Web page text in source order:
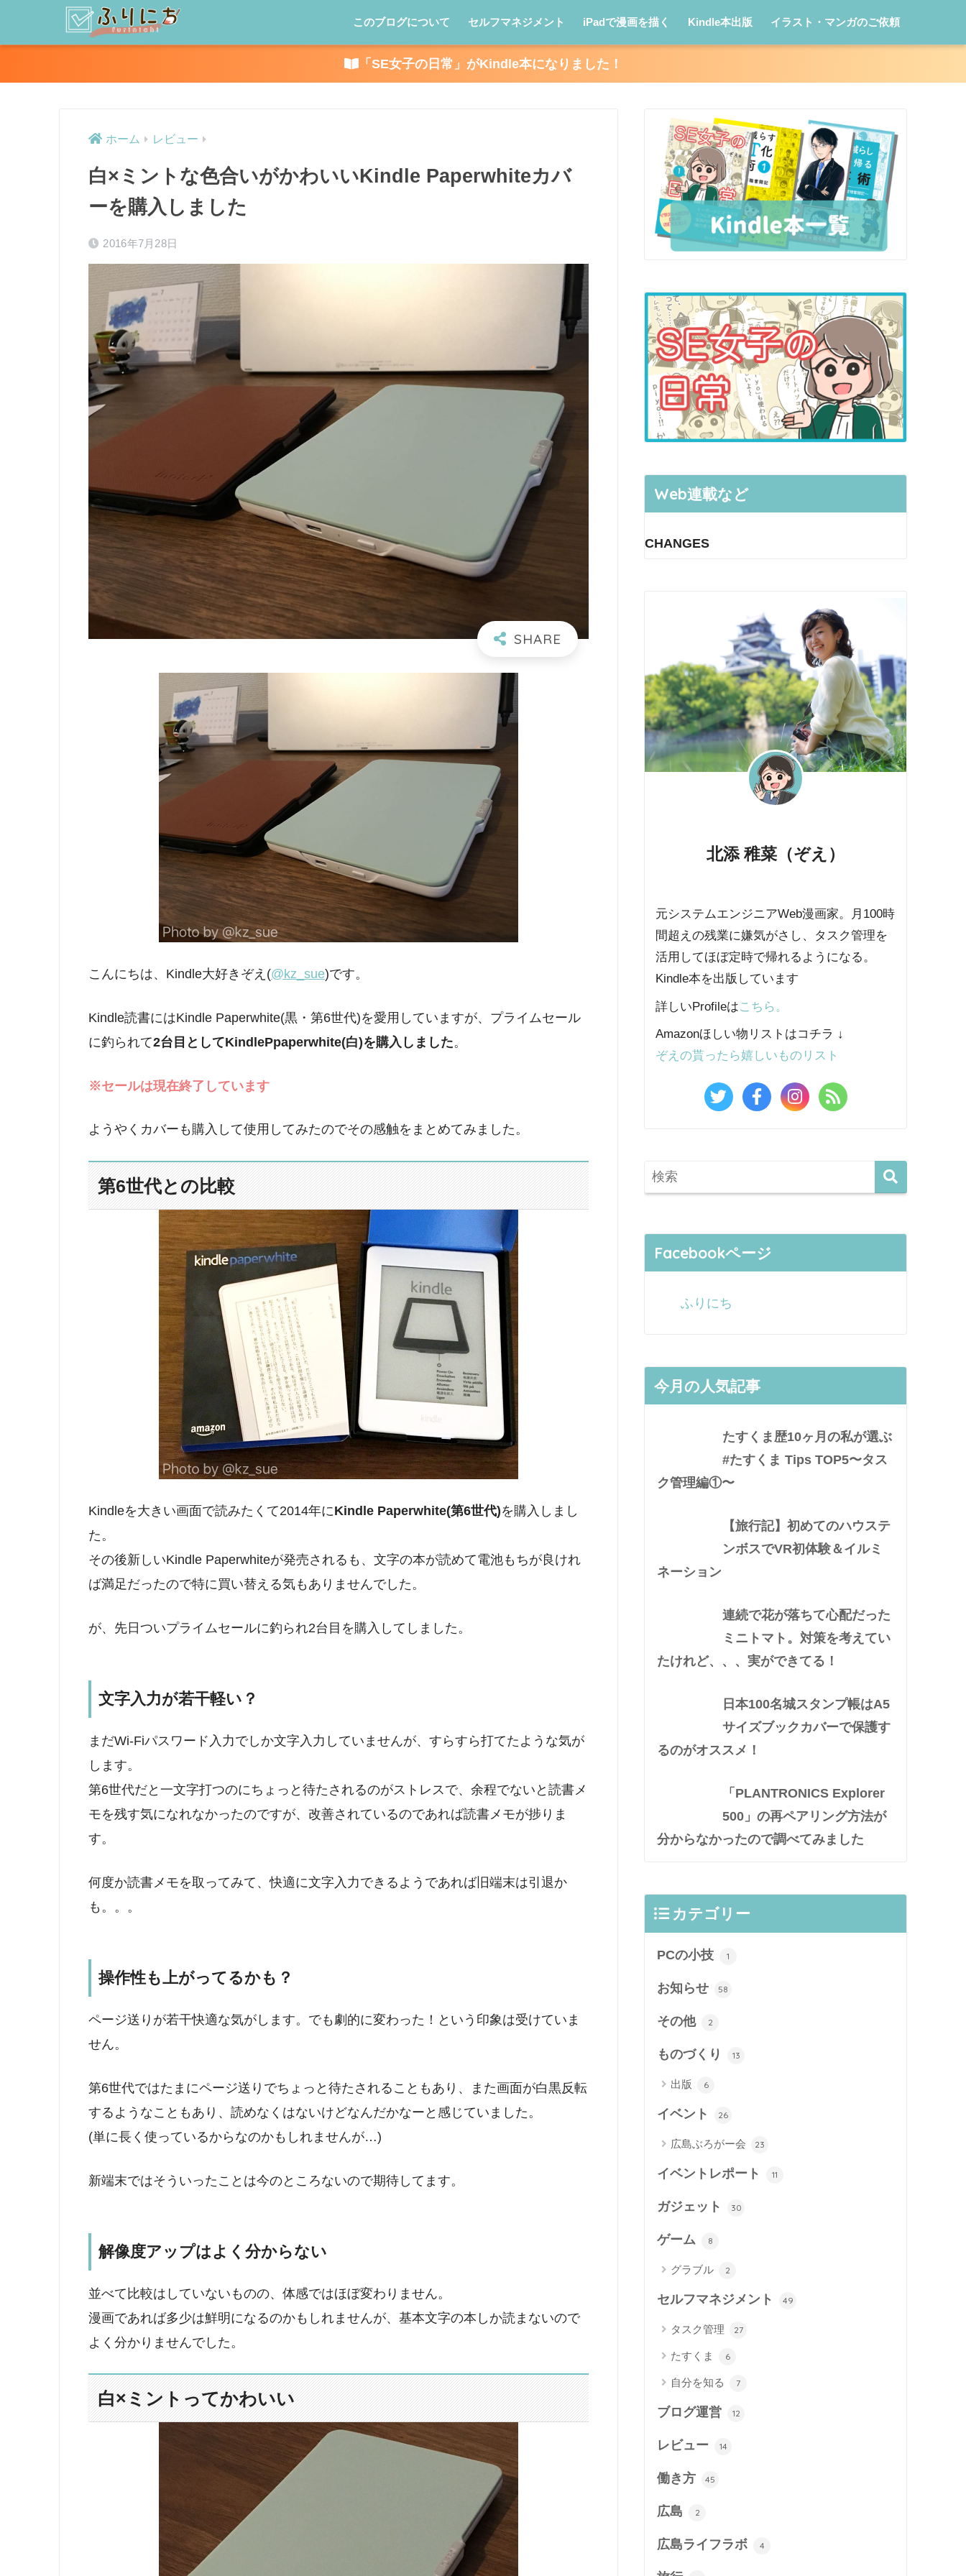
このブログについて セルフマネジメント iPadで漫画を描く Kindle本出版 イラスト・マンガのご依頼
「SE女子の日常」がKindle本になりました！
ホーム レビュー
白×ミントな色合いがかわいいKindle Paperwhiteカバ
ーを購入しました
2016年7月28日
こんにちは、Kindle大好きぞえ(@kz_sue)です。
Kindle読書にはKindle Paperwhite(黒・第6世代)を愛用していますが、プライムセール
に釣られて2台目としてKindlePpaperwhite(白)を購入しました。
※セールは現在終了しています
ようやくカバーも購入して使用してみたのでその感触をまとめてみました。
第6世代との比較
Kindleを大きい画面で読みたくて2014年にKindle Paperwhite(第6世代)を購入しまし
た。
その後新しいKindle Paperwhiteが発売されるも、文字の本が読めて電池もちが良けれ
ば満足だったので特に買い替える気もありませんでした。
が、先日ついプライムセールに釣られ2台目を購入してしました。
文字入力が若干軽い？
まだWi-Fiパスワード入力でしか文字入力していませんが、すらすら打てたような気が
します。
第6世代だと一文字打つのにちょっと待たされるのがストレスで、余程でないと読書メ
モを残す気になれなかったのですが、改善されているのであれば読書メモが捗りま
す。
何度か読書メモを取ってみて、快適に文字入力できるようであれば旧端末は引退か
も。。。
操作性も上がってるかも？
ページ送りが若干快適な気がします。でも劇的に変わった！という印象は受けていま
せん。
第6世代ではたまにページ送りでちょっと待たされることもあり、また画面が白黒反転
するようなこともあり、読めなくはないけどなんだかなーと感じていました。
(単に長く使っているからなのかもしれませんが…)
新端末ではそういったことは今のところないので期待してます。
解像度アップはよく分からない
並べて比較はしていないものの、体感ではほぼ変わりません。
漫画であれば多少は鮮明になるのかもしれませんが、基本文字の本しか読まないので
よく分かりませんでした。
白×ミントってかわいい
Web連載など
CHANGES
北添 稚菜（ぞえ）
元システムエンジニアWeb漫画家。月100時
間超えの残業に嫌気がさし、タスク管理を
活用してほぼ定時で帰れるようになる。
Kindle本を出版しています
詳しいProfileはこちら。
Amazonほしい物リストはコチラ ↓
ぞえの貰ったら嬉しいものリスト
Facebookページ
ふりにち
今月の人気記事
たすくま歴10ヶ月の私が選ぶ
#たすくま Tips TOP5〜タス
ク管理編①〜
【旅行記】初めてのハウステ
ンボスでVR初体験＆イルミ
ネーション
連続で花が落ちて心配だった
ミニトマト。対策を考えてい
たけれど、、、実ができてる！
日本100名城スタンプ帳はA5
サイズブックカバーで保護す
るのがオススメ！
「PLANTRONICS Explorer
500」の再ペアリング方法が
分からなかったので調べてみました
カテゴリー
PCの小技 1
お知らせ 58
その他 2
ものづくり 13
出版 6
イベント 26
広島ぶろがー会 23
イベントレポート 11
ガジェット 30
ゲーム 8
グラブル 2
セルフマネジメント 49
タスク管理 27
たすくま 6
自分を知る 7
ブログ運営 12
レビュー 14
働き方 45
広島 2
広島ライフラボ 4